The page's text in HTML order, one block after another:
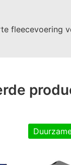
fleecevoering